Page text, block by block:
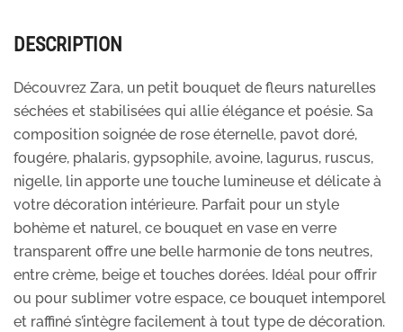
DESCRIPTION
Découvrez Zara, un petit bouquet de fleurs naturelles
séchées et stabilisées qui allie élégance et poésie. Sa
composition soignée de rose éternelle, pavot doré,
fougére, phalaris, gypsophile, avoine, lagurus, ruscus,
nigelle, lin apporte une touche lumineuse et délicate à
votre décoration intérieure. Parfait pour un style
bohème et naturel, ce bouquet en vase en verre
transparent offre une belle harmonie de tons neutres,
entre crème, beige et touches dorées. Idéal pour offrir
ou pour sublimer votre espace, ce bouquet intemporel
et raffiné s’intègre facilement à tout type de décoration.